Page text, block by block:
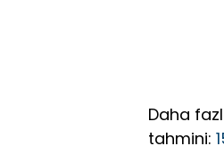
Daha
tahmini: